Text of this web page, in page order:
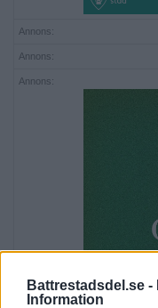
Battrestadsdel.se -
Information
Annons:
Annons:
Annons: